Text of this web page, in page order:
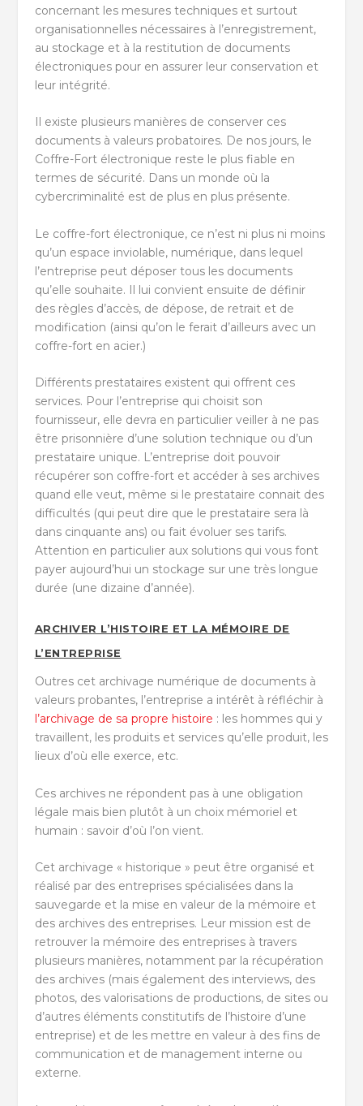
concernant les mesures techniques et surtout
organisationnelles nécessaires à l’enregistrement,
au stockage et à la restitution de documents
électroniques pour en assurer leur conservation et
leur intégrité.
Il existe plusieurs manières de conserver ces
documents à valeurs probatoires. De nos jours, le
Coffre-Fort électronique reste le plus fiable en
termes de sécurité. Dans un monde où la
cybercriminalité est de plus en plus présente.
Le coffre-fort électronique, ce n’est ni plus ni moins
qu’un espace inviolable, numérique, dans lequel
l’entreprise peut déposer tous les documents
qu’elle souhaite. Il lui convient ensuite de définir
des règles d’accès, de dépose, de retrait et de
modification (ainsi qu’on le ferait d’ailleurs avec un
coffre-fort en acier.)
Différents prestataires existent qui offrent ces
services. Pour l’entreprise qui choisit son
fournisseur, elle devra en particulier veiller à ne pas
être prisonnière d’une solution technique ou d’un
prestataire unique. L’entreprise doit pouvoir
récupérer son coffre-fort et accéder à ses archives
quand elle veut, même si le prestataire connait des
difficultés (qui peut dire que le prestataire sera là
dans cinquante ans) ou fait évoluer ses tarifs.
Attention en particulier aux solutions qui vous font
payer aujourd’hui un stockage sur une très longue
durée (une dizaine d’année).
ARCHIVER L’HISTOIRE ET LA MÉMOIRE DE
L’ENTREPRISE
Outres cet archivage numérique de documents à
valeurs probantes, l’entreprise a intérêt à réfléchir à
l’archivage de sa propre histoire : les hommes qui y
travaillent, les produits et services qu’elle produit, les
lieux d’où elle exerce, etc.
Ces archives ne répondent pas à une obligation
légale mais bien plutôt à un choix mémoriel et
humain : savoir d’où l’on vient.
Cet archivage « historique » peut être organisé et
réalisé par des entreprises spécialisées dans la
sauvegarde et la mise en valeur de la mémoire et
des archives des entreprises. Leur mission est de
retrouver la mémoire des entreprises à travers
plusieurs manières, notamment par la récupération
des archives (mais également des interviews, des
photos, des valorisations de productions, de sites ou
d’autres éléments constitutifs de l’histoire d’une
entreprise) et de les mettre en valeur à des fins de
communication et de management interne ou
externe.